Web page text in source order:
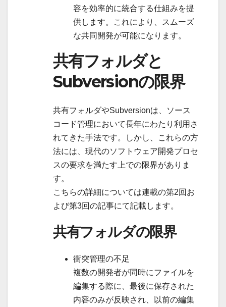
容を効率的に統合する仕組みを提
供します。これにより、スムーズ
な共同開発が可能になります。
共有フォルダと
Subversionの限界
共有フォルダやSubversionは、ソース
コード管理において長年にわたり利用さ
れてきた手法です。しかし、これらの方
法には、現代のソフトウェア開発プロセ
スの要求を満たす上での限界がありま
す。
こちらの詳細については連載の第2回お
よび第3回の記事にて記載します。
共有フォルダの限界
衝突管理の不足
複数の開発者が同時にファイルを
編集する際に、最後に保存された
内容のみが反映され、以前の編集